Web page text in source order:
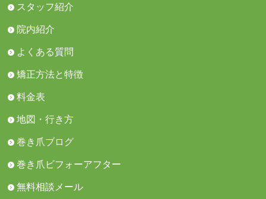
スタッフ紹介
院内紹介
よくある質問
矯正方法と特徴
料金表
地図・行き方
巻き爪ブログ
巻き爪ビフォーアフター
無料相談メール